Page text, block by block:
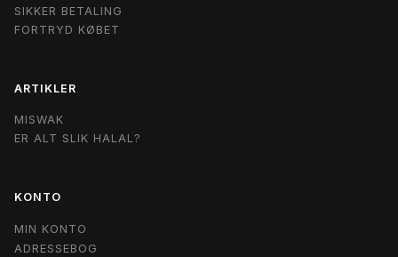
SIKKER BETALING
FORTRYD KØBET
ARTIKLER
MISWAK
ER ALT SLIK HALAL?
KONTO
MIN KONTO
ADRESSEBOG